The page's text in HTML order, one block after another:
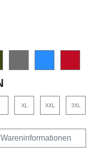
XL XXL 3XL
Wareninformationen